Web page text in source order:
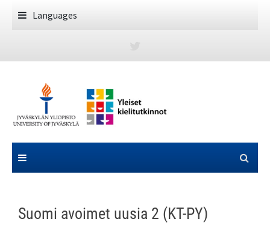
Languages
Suomi avoimet uusia 2 (KT-PY)